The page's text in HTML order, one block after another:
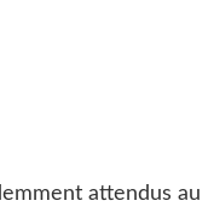
attendus au